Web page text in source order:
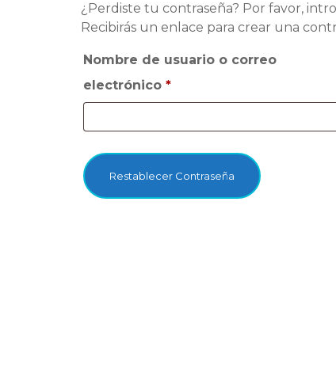
¿Perdiste tu contraseña? Por favor,
Recibirás un enlace para crear una
Nombre de usuario o correo
electrónico *Obligatorio
Restablecer Contraseña